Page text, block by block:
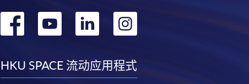
转
facebook
转
youtube
转
linkedin
转
instagram
HKU SPACE 流动应用程式